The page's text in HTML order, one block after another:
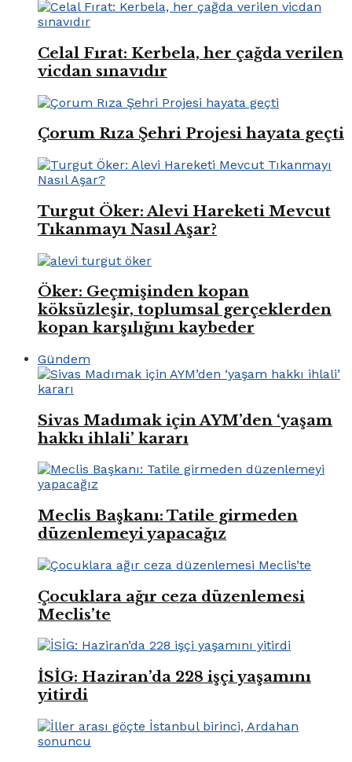
Celal Fırat: Kerbela, her çağda verilen
vicdan sınavıdır
Çorum Rıza Şehri Projesi hayata geçti
Turgut Öker: Alevi Hareketi Mevcut
Tıkanmayı Nasıl Aşar?
Öker: Geçmişinden kopan
köksüzleşir, toplumsal gerçeklerden
kopan karşılığını kaybeder
Gündem
Sivas Madımak için AYM’den ‘yaşam
hakkı ihlali’ kararı
Meclis Başkanı: Tatile girmeden
düzenlemeyi yapacağız
Çocuklara ağır ceza düzenlemesi
Meclis’te
İSİG: Haziran’da 228 işçi yaşamını
yitirdi